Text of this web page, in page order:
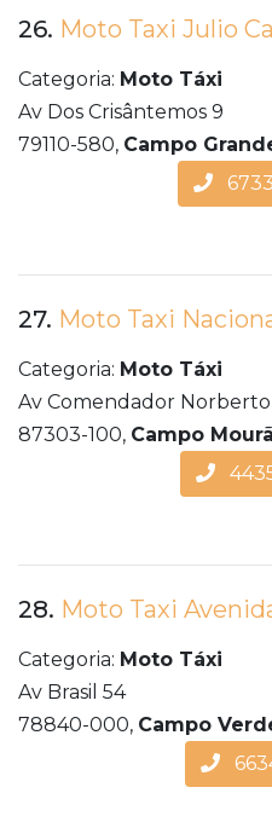
26. Moto Taxi Julio
Categoria: Moto Táxi
Av Dos Crisântemos 9
79110-580, Campo
27. Moto Taxi
Categoria: Moto Táxi
Av Comendador
87303-100, Campo
28. Moto Taxi
Categoria: Moto Táxi
Av Brasil 54
78840-000, Campo